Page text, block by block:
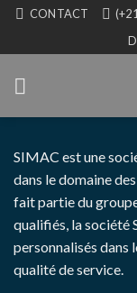
Skip
content
CONTACT
SIMAC est une
dans le domaine
fait partie du
qualifiés, la société
personnalisés dans
qualité de service.